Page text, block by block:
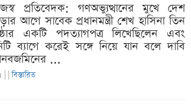
প্রতিবেদক: গণঅভ্যুত্থানের মুখে দেশ
আগে সাবেক প্রধানমন্ত্রী শেখ হাসিনা তিন
একটি পদত্যাগপত্র লিখেছিলেন এবং
ব্যাগে করেই সঙ্গে নিয়ে যান বলে দাবি
...
|বিস্তারিত